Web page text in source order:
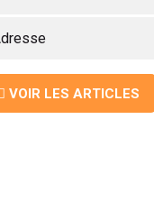
VOIR LES ARTICLES